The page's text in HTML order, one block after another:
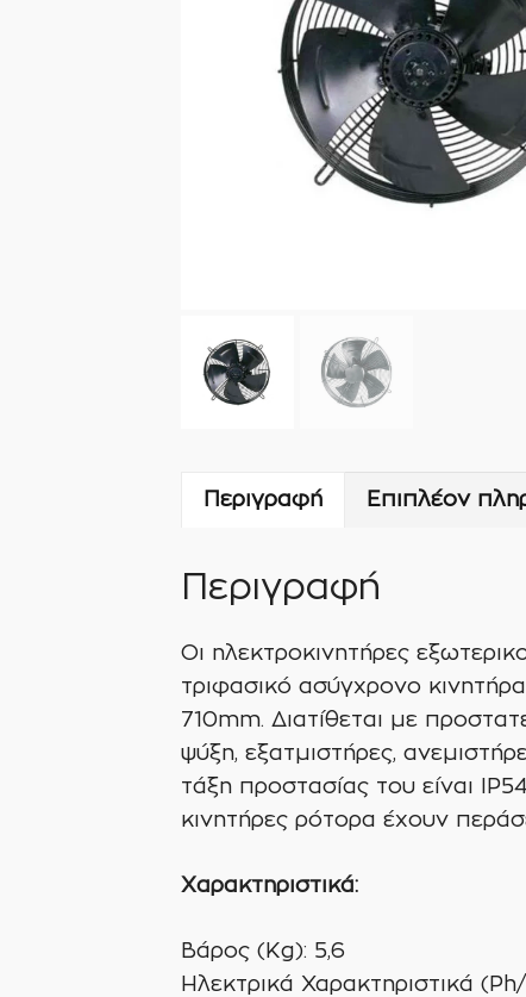
Περιγραφή Επιπλέον
Περιγραφή
Οι ηλεκτροκινητήρες
τριφασικό ασύγχρονο
710mm. Διατίθεται με
ψύξη, εξατμιστήρες,
τάξη προστασίας του είναι
κινητήρες ρότορα έχουν
Xαρακτηριστικά:
Βάρος (Kg): 5,6
Ηλεκτρικά Χαρακτηριστικά